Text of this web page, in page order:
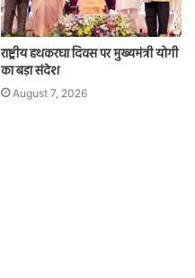
राष्ट्रीय हथकरघा दिवस पर मुख्यमंत्री योगी
का बड़ा संदेश
August 7, 2026